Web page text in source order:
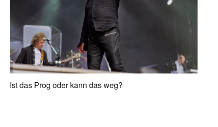
Ist das Prog oder kann das weg?